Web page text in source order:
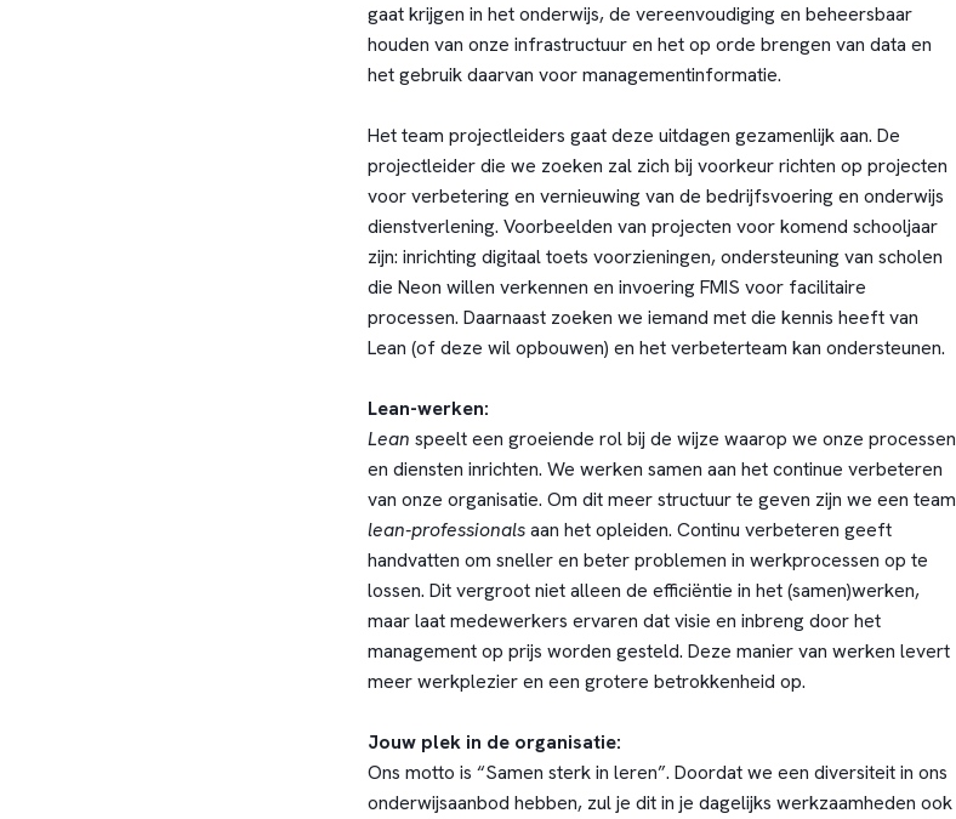
gaat krijgen in het onderwijs, de vereenvoudiging en beheersbaar
houden van onze infrastructuur en het op orde brengen van data en
het gebruik daarvan voor managementinformatie.
Het team projectleiders gaat deze uitdagen gezamenlijk aan. De
projectleider die we zoeken zal zich bij voorkeur richten op projecten
voor verbetering en vernieuwing van de bedrijfsvoering en onderwijs
dienstverlening. Voorbeelden van projecten voor komend schooljaar
zijn: inrichting digitaal toets voorzieningen, ondersteuning van scholen
die Neon willen verkennen en invoering FMIS voor facilitaire
processen. Daarnaast zoeken we iemand met die kennis heeft van
Lean (of deze wil opbouwen) en het verbeterteam kan ondersteunen.
Lean-werken:
Lean speelt een groeiende rol bij de wijze waarop we onze processen
en diensten inrichten. We werken samen aan het continue verbeteren
van onze organisatie. Om dit meer structuur te geven zijn we een team
lean-professionalsaan het opleiden. Continu verbeteren geeft
handvatten om sneller en beter problemen in werkprocessen op te
lossen. Dit vergroot niet alleen de efficiëntie in het (samen)werken,
maar laat medewerkers ervaren dat visie en inbreng door het
management op prijs worden gesteld. Deze manier van werken levert
meer werkplezier en een grotere betrokkenheid op.
Jouw plek in de organisatie:
Ons motto is “Samen sterk in leren”. Doordat we een diversiteit in ons
onderwijsaanbod hebben, zul je dit in je dagelijks werkzaamheden ook